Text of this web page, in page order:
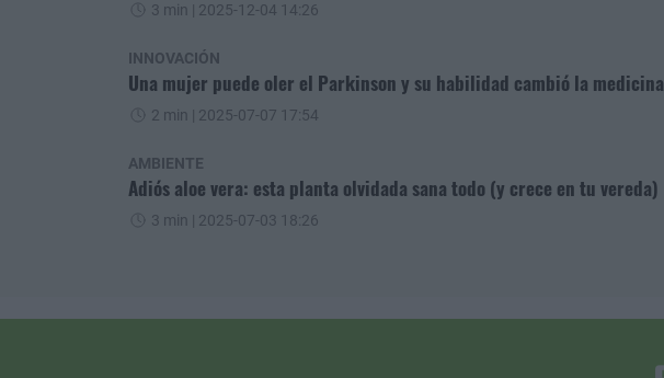
3 min | 2025-12-04 14:26
INNOVACIÓN
Una mujer puede oler el Parkinson y su habilidad cambió la medicina
2 min | 2025-07-07 17:54
AMBIENTE
Adiós aloe vera: esta planta olvidada sana todo (y crece en tu vereda)
3 min | 2025-07-03 18:26